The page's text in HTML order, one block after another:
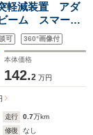
軽減装置 アダ
ーム スマート
アコン 純正
可 360°画像付
本体価格
142.2 万円
走行 0.7万km
修復
なし